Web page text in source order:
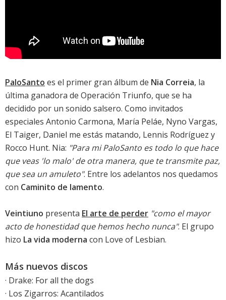
PaloSanto es el primer gran álbum de Nia Correia, la
última ganadora de Operación Triunfo, que se ha
decidido por un sonido salsero. Como invitados
especiales Antonio Carmona, María Peláe, Nyno Vargas,
El Taiger, Daniel me estás matando, Lennis Rodríguez y
Rocco Hunt. Nia: "Para mi PaloSanto es todo lo que hace
que veas 'lo malo' de otra manera, que te transmite paz,
que sea un amuleto". Entre los adelantos nos quedamos
con Caminito de lamento.
Veintiuno presenta El arte de perder "como el mayor
acto de honestidad que hemos hecho nunca". El grupo
hizo La vida moderna con Love of Lesbian.
Más nuevos discos
· Drake: For all the dogs
· Los Zigarros: Acantilados